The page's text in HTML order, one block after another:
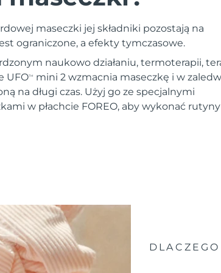
maseczki jej składniki pozostają na
ograniczone, a efekty tymczasowe.
naukowo działaniu, termoterapii,
UFOTM
mini 2 wzmacnia maseczkę i w
na długi czas. Użyj go ze specjalnymi
w płachcie FOREO, aby wykonać rutyny